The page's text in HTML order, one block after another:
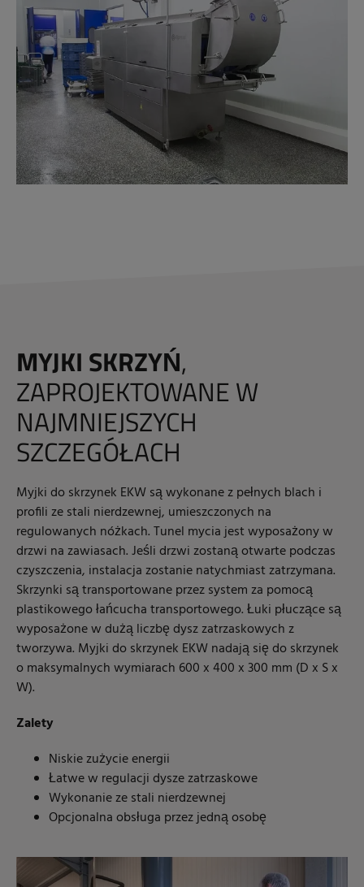
MYJKI SKRZYŃ,
ZAPROJEKTOWANE W
NAJMNIEJSZYCH
SZCZEGÓŁACH
Myjki do skrzynek EKW są wykonane z pełnych blach i
profili ze stali nierdzewnej, umieszczonych na
regulowanych nóżkach. Tunel mycia jest wyposażony w
drzwi na zawiasach. Jeśli drzwi zostaną otwarte podczas
czyszczenia, instalacja zostanie natychmiast zatrzymana.
Skrzynki są transportowane przez system za pomocą
plastikowego łańcucha transportowego. Łuki płuczące są
wyposażone w dużą liczbę dysz zatrzaskowych z
tworzywa. Myjki do skrzynek EKW nadają się do skrzynek
o maksymalnych wymiarach 600 x 400 x 300 mm (D x S x
W).
Zalety
Niskie zużycie energii
Łatwe w regulacji dysze zatrzaskowe
Wykonanie ze stali nierdzewnej
Opcjonalna obsługa przez jedną osobę